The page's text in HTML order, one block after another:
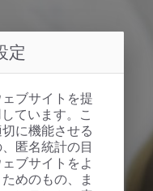
定
ブサイトを提
ています。こ
に機能させる
匿名統計の目
ブサイトをよ
めのもの、ま